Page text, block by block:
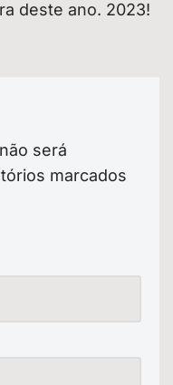
deste ano. 2023!
será
marcados